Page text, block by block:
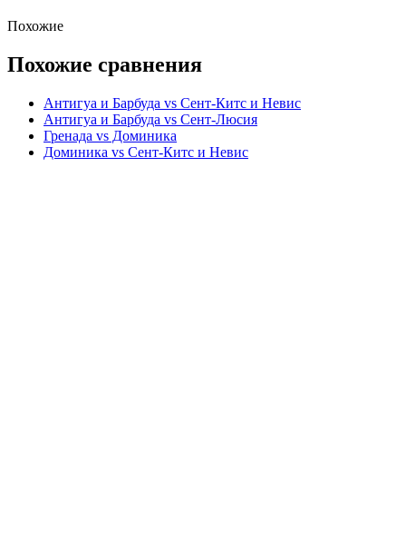
Похожие
Похожие сравнения
Антигуа и Барбуда vs Сент-Китс и Невис
Антигуа и Барбуда vs Сент-Люсия
Гренада vs Доминика
Доминика vs Сент-Китс и Невис